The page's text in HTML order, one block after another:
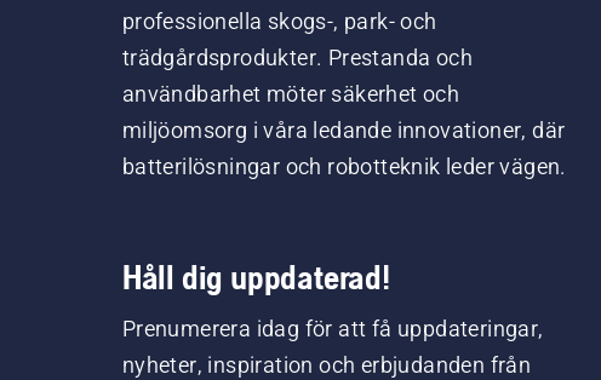
professionella skogs-, park- och
trädgårdsprodukter. Prestanda och
användbarhet möter säkerhet och
miljöomsorg i våra ledande innovationer, där
batterilösningar och robotteknik leder vägen.
Håll dig uppdaterad!
Prenumerera idag för att få uppdateringar,
nyheter, inspiration och erbjudanden från